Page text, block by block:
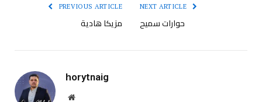
PREVIOUS ARTICLE
مزيكا هادية
NEXT ARTICLE
حوارات سميح
horytnaig
Website